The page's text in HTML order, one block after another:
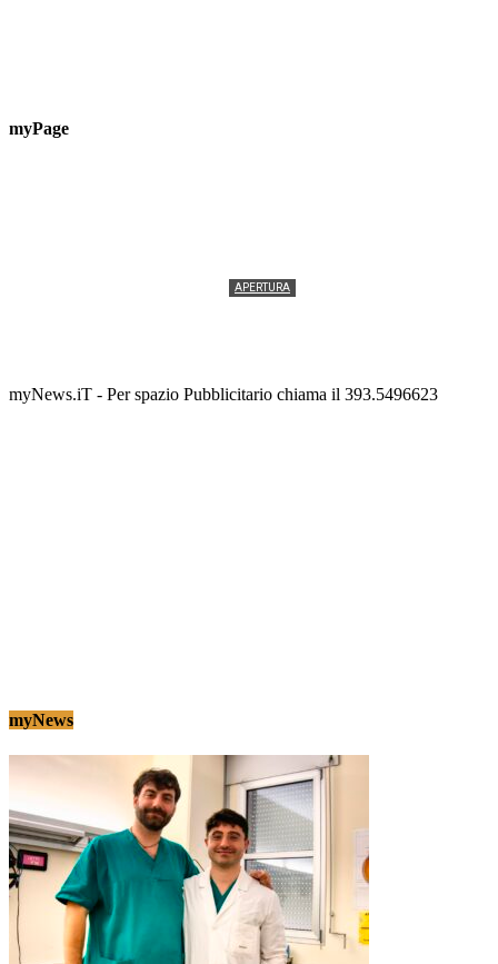
myPage
APERTURA
myNews.iT - Per spazio Pubblicitario chiama il 393.5496623
myNews